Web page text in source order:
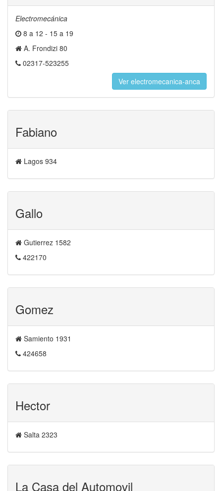
Electromecánica
8 a 12 - 15 a 19
A. Frondizi 80
02317-523255
Ver electromecanica-anca
Fabiano
Lagos 934
Gallo
Gutierrez 1582
422170
Gomez
Samiento 1931
424658
Hector
Salta 2323
La Casa del Automovil